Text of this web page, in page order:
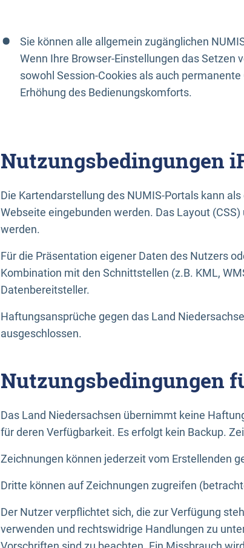
Sie können alle allgemein zugänglichen
Wenn Ihre Browser-Einstellungen das Setzen
sowohl Session-Cookies als auch
Erhöhung des Bedienungskomforts.
Nutzungsbedingungen
Die Kartendarstellung des NUMIS-Portals kann
Webseite eingebunden werden. Das Layout
werden.
Für die Präsentation eigener Daten des Nutzers
Kombination mit den Schnittstellen (z.B. KML,
Datenbereitsteller.
Haftungsansprüche gegen das Land
ausgeschlossen.
Nutzungsbedingungen
Das Land Niedersachsen übernimmt keine
für deren Verfügbarkeit. Es erfolgt kein Backup.
Zeichnungen können jederzeit vom Erstellenden
Dritte können auf Zeichnungen zugreifen
Der Nutzer verpflichtet sich, die zur Verfügung
verwenden und rechtswidrige Handlungen zu